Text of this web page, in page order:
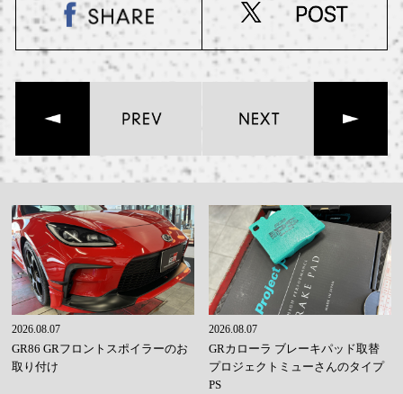
2026.08.07
GR86 GRフロントスポイラーのお
取り付け
2026.08.07
GRカローラ ブレーキパッド取替
プロジェクトミューさんのタイプ
PS